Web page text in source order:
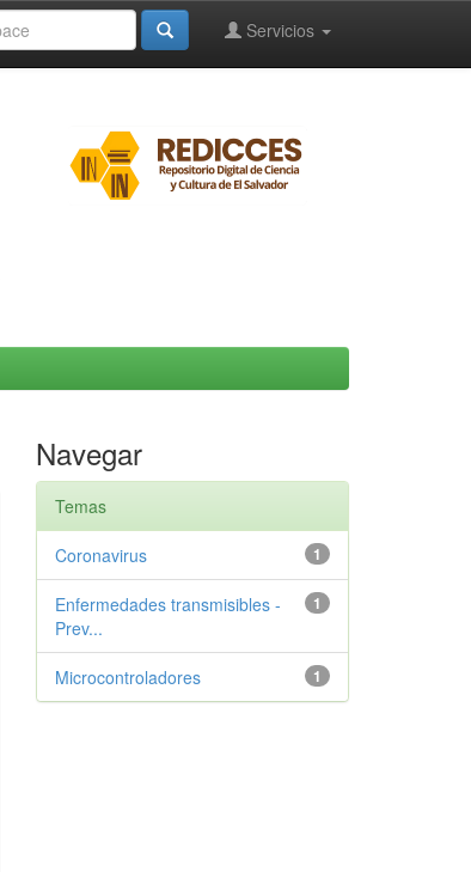
Servicios
Navegar
Temas
1
Coronavirus
1
Enfermedades transmisibles -
Prev...
1
Microcontroladores